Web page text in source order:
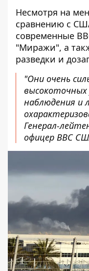
Несмотря на
сравнению с
современные
"Миражи", а
разведки и
"Они очень
высокоточных
наблюдения и
Генерал-
офицер ВВС